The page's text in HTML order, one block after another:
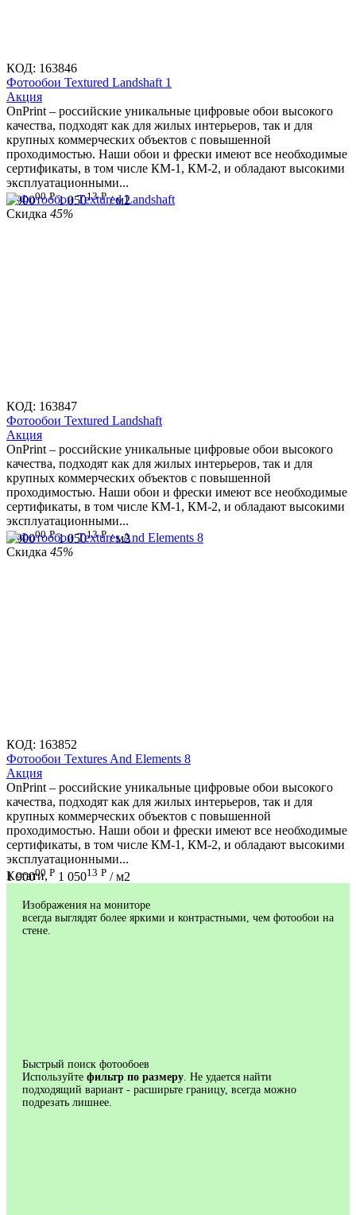
КОД: 163846
Фотообои Textured Landshaft 1
Aкция
OnPrint – российские уникальные цифровые обои высокого
качества, подходят как для жилых интерьеров, так и для
крупных коммерческих объектов с повышенной
проходимостью. Наши обои и фрески имеют все необходимые
сертификаты, в том числе КМ-1, КМ-2, и обладают высокими
эксплуатационными...
1 90000 Р 1 05013 Р / м2
Скидка 45%
КОД: 163847
Фотообои Textured Landshaft
Aкция
OnPrint – российские уникальные цифровые обои высокого
качества, подходят как для жилых интерьеров, так и для
крупных коммерческих объектов с повышенной
проходимостью. Наши обои и фрески имеют все необходимые
сертификаты, в том числе КМ-1, КМ-2, и обладают высокими
эксплуатационными...
1 90000 Р 1 05013 Р / м2
Скидка 45%
КОД: 163852
Фотообои Textures And Elements 8
Aкция
OnPrint – российские уникальные цифровые обои высокого
качества, подходят как для жилых интерьеров, так и для
крупных коммерческих объектов с повышенной
проходимостью. Наши обои и фрески имеют все необходимые
сертификаты, в том числе КМ-1, КМ-2, и обладают высокими
эксплуатационными...
1 90000 Р 1 05013 Р / м2
Кстати,
Изображения на мониторе
всегда выглядят более яркими и контрастными, чем фотообои на
стене.
Быстрый поиск фотообоев
Используйте фильтр по размеру . Не удается найти
подходящий вариант - расширьте границу, всегда можно
подрезать лишнее.